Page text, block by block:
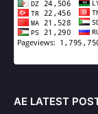
AE LATEST